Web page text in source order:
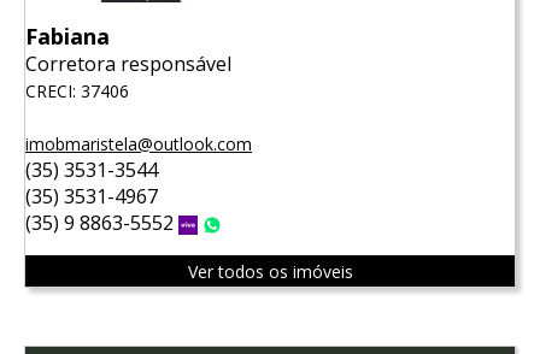
Fabiana
Corretora responsável
CRECI: 37406
imobmaristela@outlook.com
(35) 3531-3544
(35) 3531-4967
(35) 9 8863-5552
Vivo
Ver todos os imóveis